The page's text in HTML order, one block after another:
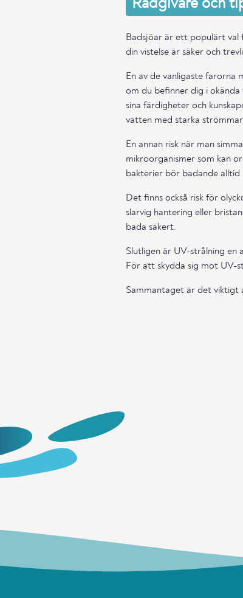
Rådgivare och
Badsjöar är ett populärt
din vistelse är säker och
En av de vanligaste farorna
om du befinner dig i okända
sina färdigheter och
vatten med starka
En annan risk när man
mikroorganismer som kan
bakterier bör badande alltid
Det finns också risk för
slarvig hantering eller
bada säkert.
Slutligen är UV-strålning en
För att skydda sig mot UV-
Sammantaget är det viktigt